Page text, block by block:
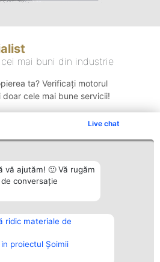
Live chat
vă ajutăm! 🙂 Vă rugăm
conversație
ridic materiale de
proiectul Șoimii
mai buni din industrie
ta? Verificați motorul
cele mai bune servicii!
Plebiscyt
Lista Tuturor
Laureaților
Contact